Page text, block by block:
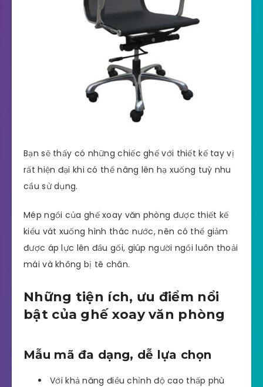
Bạn sẽ thấy có những chiếc ghế với thiết kế tay vị
rất hiện đại khi có thể nâng lên hạ xuống tuỳ nhu
cầu sử dụng.
Mép ngồi của ghế xoay văn phòng được thiết kế
kiểu vát xuống hình thác nước, nên có thể giảm
được áp lực lên đầu gối, giúp người ngồi luôn thoải
mái và không bị tê chân.
Những tiện ích, ưu điểm nổi
bật của ghế xoay văn phòng
Mẫu mã đa dạng, dễ lựa chọn
Với khả năng điều chỉnh độ cao thấp phù